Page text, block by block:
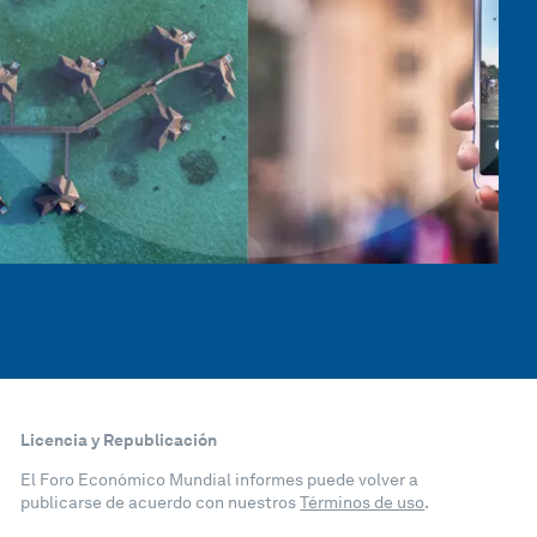
Licencia y Republicación
El Foro Económico Mundial informes puede volver a
publicarse de acuerdo con nuestrosTérminos de uso.